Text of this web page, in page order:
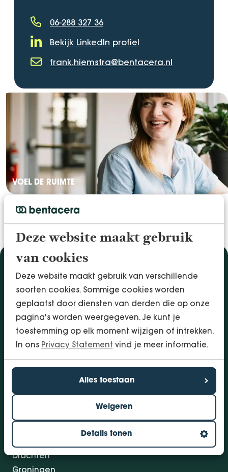
Deze website maakt gebruik
van cookies
Deze website maakt gebruik van verschillende
soorten cookies. Sommige cookies worden
geplaatst door diensten van derden die op onze
pagina's worden weergegeven. Je kunt je
toestemming op elk moment wijzigen of intrekken.
In ons Privacy Statement vind je meer informatie.
Alles toestaan
Weigeren
Details tonen
Telefoonnummer
06-288 327 36
LinkedIn Profiel
Bekijk LinkedIn profiel
frank.hiemstra@bentacera.nl
VOEL DE RUIMTE
Accountancy & Administratie
Audit & Assurance
Arbo & Verzuim
Bedrijfsadvies
Belastingadvies
Financieringen
InSight - Inhouse Business Control
Bolsward
Drachten
Groningen